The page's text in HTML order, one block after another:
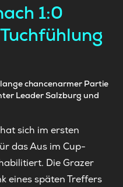
1:0
chancenarmer Partie
Leader Salzburg und
sich im ersten
das Aus im Cup-
Die Grazer
eines späten Treffers